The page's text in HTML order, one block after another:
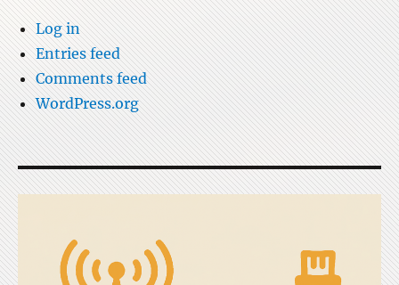
Log in
Entries feed
Comments feed
WordPress.org